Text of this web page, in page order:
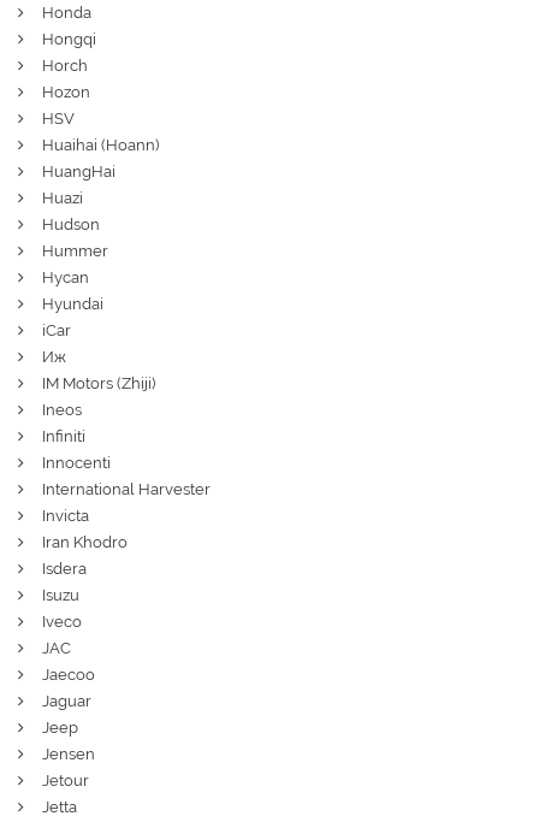
Honda
Hongqi
Horch
Hozon
HSV
Huaihai (Hoann)
HuangHai
Huazi
Hudson
Hummer
Hycan
Hyundai
iCar
Иж
IM Motors (Zhiji)
Ineos
Infiniti
Innocenti
International Harvester
Invicta
Iran Khodro
Isdera
Isuzu
Iveco
JAC
Jaecoo
Jaguar
Jeep
Jensen
Jetour
Jetta